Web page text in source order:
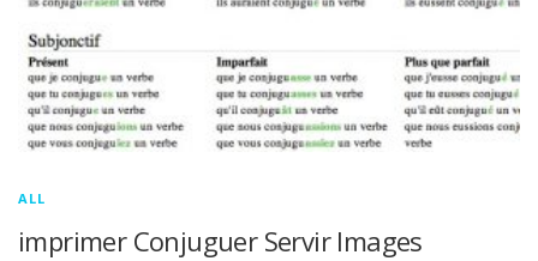
ALL
imprimer Conjuguer Servir Images